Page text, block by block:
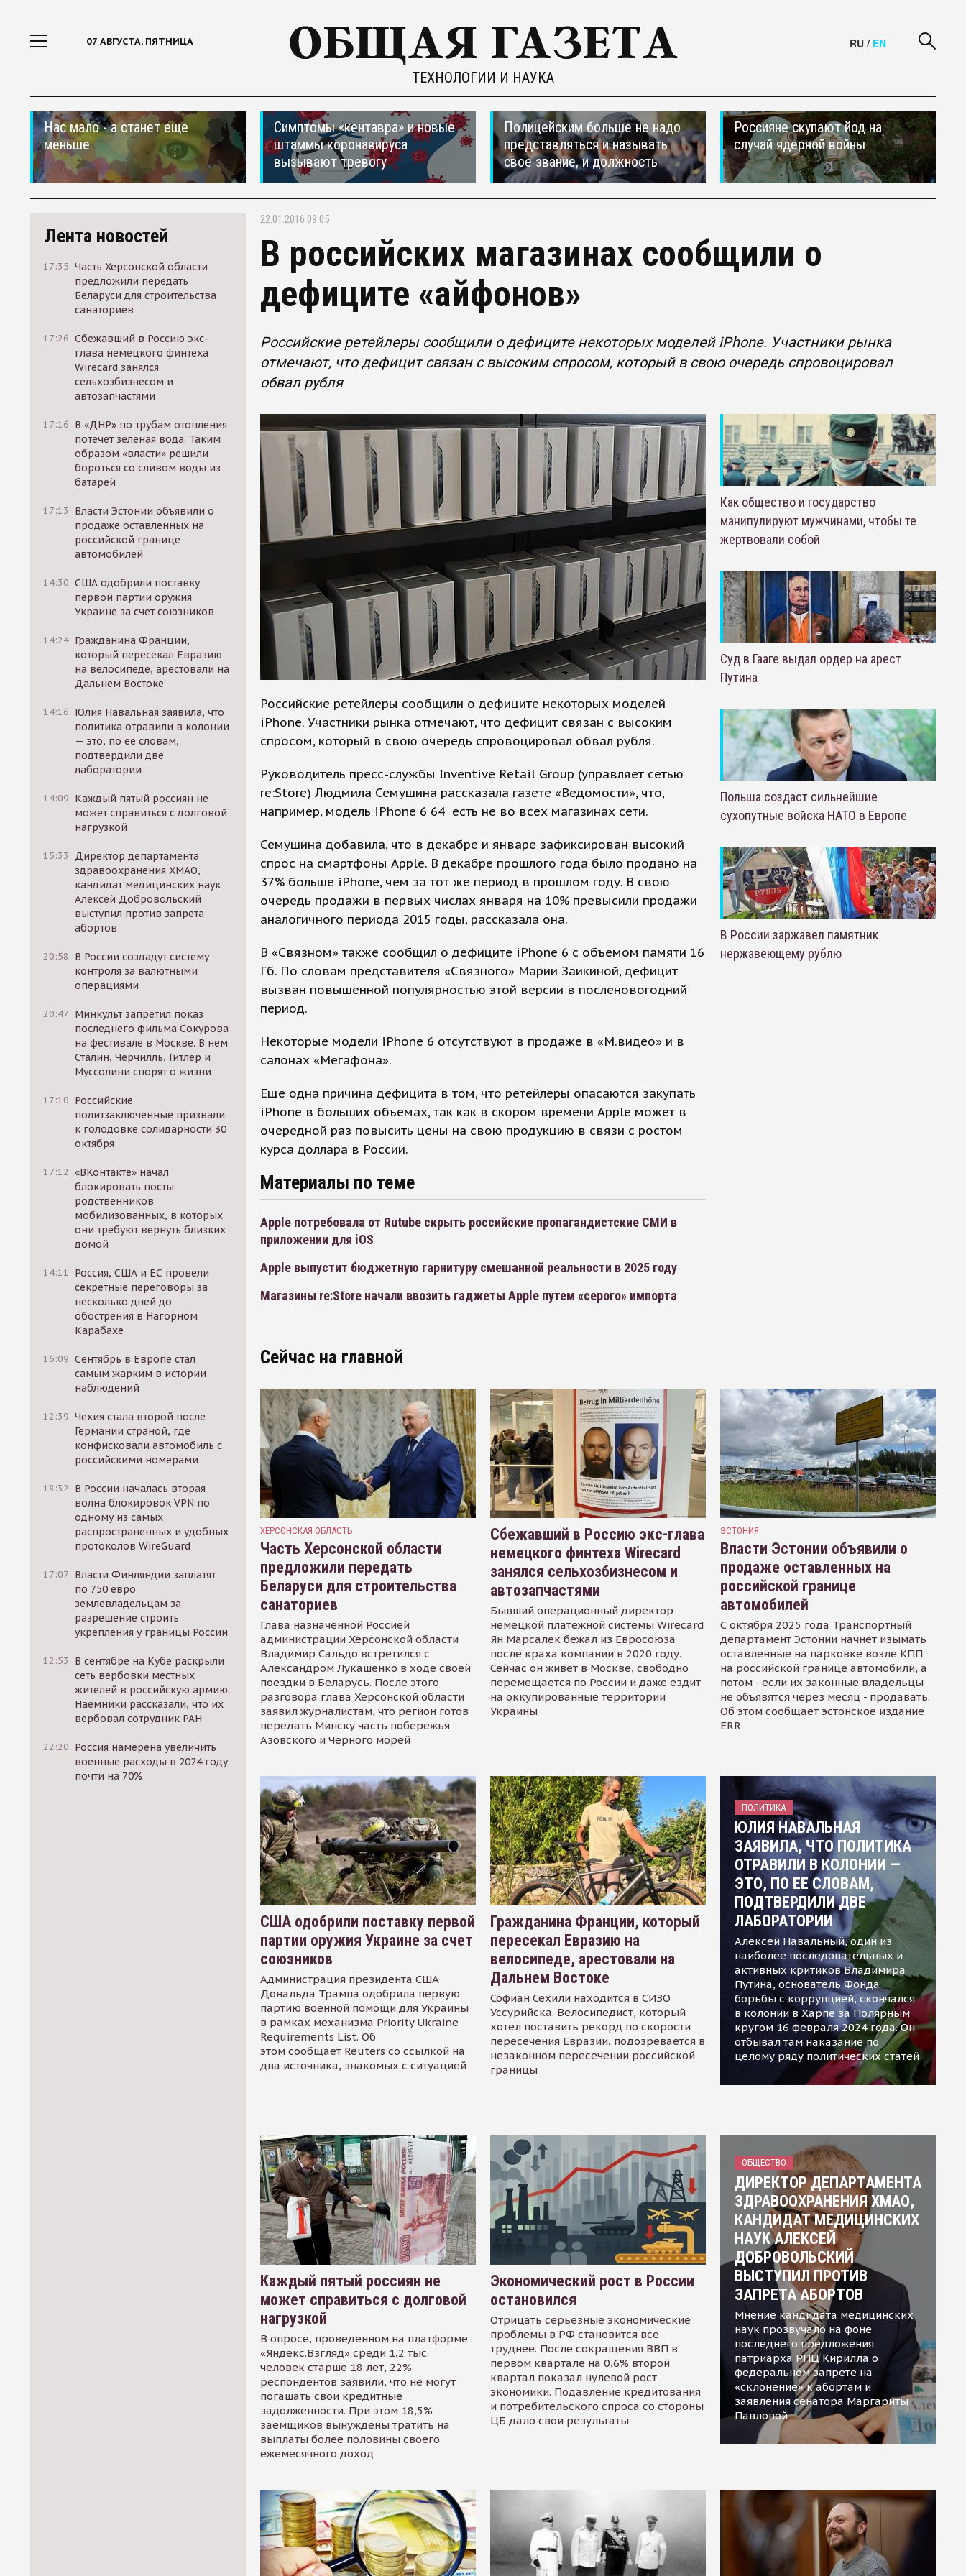
07 АВГУСТА, ПЯТНИЦА
ТЕХНОЛОГИИ И НАУКА
RU / EN
Нас мало - а станет еще
меньше
Симптомы «кентавра» и новые
штаммы коронавируса
вызывают тревогу
Полицейским больше не надо
представляться и называть
свое звание, и должность
Россияне скупают йод на
случай ядерной войны
Лента новостей
17:35 Часть Херсонской области
предложили передать
Беларуси для строительства
санаториев
17:26 Сбежавший в Россию экс-
глава немецкого финтеха
Wirecard занялся
сельхозбизнесом и
автозапчастями
17:16 В «ДНР» по трубам отопления
потечет зеленая вода. Таким
образом «власти» решили
бороться со сливом воды из
батарей
17:13
Власти Эстонии объявили о
продаже оставленных на
российской границе
автомобилей
14:30 США одобрили поставку
первой партии оружия
Украине за счет союзников
14:24 Гражданина Франции,
который пересекал Евразию
на велосипеде, арестовали на
Дальнем Востоке
14:16 Юлия Навальная заявила, что
политика отравили в колонии
— это, по ее словам,
подтвердили две
лаборатории
14:09 Каждый пятый россиян не
может справиться с долговой
нагрузкой
15:33
Директор департамента
здравоохранения ХМАО,
кандидат медицинских наук
Алексей Добровольский
выступил против запрета
абортов
20:58
В России создадут систему
контроля за валютными
операциями
20:47 Минкульт запретил показ
последнего фильма Сокурова
на фестивале в Москве. В нем
Сталин, Черчилль, Гитлер и
Муссолини спорят о жизни
17:10 Российские
политзаключенные призвали
к голодовке солидарности 30
октября
17:12 «ВКонтакте» начал
блокировать посты
родственников
мобилизованных, в которых
они требуют вернуть близких
домой
14:11
Россия, США и ЕС провели
секретные переговоры за
несколько дней до
обострения в Нагорном
Карабахе
16:09 Сентябрь в Европе стал
самым жарким в истории
наблюдений
12:39 Чехия стала второй после
Германии страной, где
конфисковали автомобиль с
российскими номерами
18:32
В России началась вторая
волна блокировок VPN по
одному из самых
распространенных и удобных
протоколов WireGuard
17:07 Власти Финляндии заплатят
по 750 евро
землевладельцам за
разрешение строить
укрепления у границы России
12:53
В сентябре на Кубе раскрыли
сеть вербовки местных
жителей в российскую армию.
Наемники рассказали, что их
вербовал сотрудник РАН
22:20 Россия намерена увеличить
военные расходы в 2024 году
почти на 70%
22.01.2016 09:05
В российских магазинах сообщили о
дефиците «айфонов»
Российские ретейлеры сообщили о дефиците некоторых моделей iPhone. Участники рынка
отмечают, что дефицит связан с высоким спросом, который в свою очередь спровоцировал
обвал рубля
Российские ретейлеры сообщили о дефиците некоторых моделей
iPhone. Участники рынка отмечают, что дефицит связан с высоким
спросом, который в свою очередь спровоцировал обвал рубля.
Руководитель пресс-службы Inventive Retail Group (управляет сетью
re:Store) Людмила Семушина рассказала газете «Ведомости», что,
например, модель iPhone 6 64 есть не во всех магазинах сети.
Семушина добавила, что в декабре и январе зафиксирован высокий
спрос на смартфоны Apple. В декабре прошлого года было продано на
37% больше iPhone, чем за тот же период в прошлом году. В свою
очередь продажи в первых числах января на 10% превысили продажи
аналогичного периода 2015 годы, рассказала она.
В «Связном» также сообщил о дефиците iPhone 6 с объемом памяти 16
Гб. По словам представителя «Связного» Марии Заикиной, дефицит
вызван повышенной популярностью этой версии в посленовогодний
период.
Некоторые модели iPhone 6 отсутствуют в продаже в «М.видео» и в
салонах «Мегафона».
Еще одна причина дефицита в том, что ретейлеры опасаются закупать
iPhone в больших объемах, так как в скором времени Apple может в
очередной раз повысить цены на свою продукцию в связи с ростом
курса доллара в России.
Материалы по теме
Apple потребовала от Rutube скрыть российские пропагандистские СМИ в
приложении для iOS
Apple выпустит бюджетную гарнитуру смешанной реальности в 2025 году
Магазины re:Store начали ввозить гаджеты Apple путем «серого» импорта
Как общество и государство
манипулируют мужчинами, чтобы те
жертвовали собой
Суд в Гааге выдал ордер на арест
Путина
Польша создаст сильнейшие
сухопутные войска НАТО в Европе
В России заржавел памятник
нержавеющему рублю
Сейчас на главной
ХЕРСОНСКАЯ ОБЛАСТЬ
Часть Херсонской области
предложили передать
Беларуси для строительства
санаториев
Глава назначенной Россией
администрации Херсонской области
Владимир Сальдо встретился с
Александром Лукашенко в ходе своей
поездки в Беларусь. После этого
разговора глава Херсонской области
заявил журналистам, что регион готов
передать Минску часть побережья
Азовского и Черного морей
Сбежавший в Россию экс-глава
немецкого финтеха Wirecard
занялся сельхозбизнесом и
автозапчастями
Бывший операционный директор
немецкой платёжной системы Wirecard
Ян Марсалек бежал из Евросоюза
после краха компании в 2020 году.
Сейчас он живёт в Москве, свободно
перемещается по России и даже ездит
на оккупированные территории
Украины
ЭСТОНИЯ
Власти Эстонии объявили о
продаже оставленных на
российской границе
автомобилей
С октября 2025 года Транспортный
департамент Эстонии начнет изымать
оставленные на парковке возле КПП
на российской границе автомобили, а
потом - если их законные владельцы
не объявятся через месяц - продавать.
Об этом сообщает эстонское издание
ERR
США одобрили поставку первой
партии оружия Украине за счет
союзников
Администрация президента США
Дональда Трампа одобрила первую
партию военной помощи для Украины
в рамках механизма Priority Ukraine
Requirements List. Об
этом сообщает Reuters со ссылкой на
два источника, знакомых с ситуацией
Гражданина Франции, который
пересекал Евразию на
велосипеде, арестовали на
Дальнем Востоке
Софиан Сехили находится в СИЗО
Уссурийска. Велосипедист, который
хотел поставить рекорд по скорости
пересечения Евразии, подозревается в
незаконном пересечении российской
границы
ПОЛИТИКА
ЮЛИЯ НАВАЛЬНАЯ
ЗАЯВИЛА, ЧТО ПОЛИТИКА
ОТРАВИЛИ В КОЛОНИИ —
ЭТО, ПО ЕЕ СЛОВАМ,
ПОДТВЕРДИЛИ ДВЕ
ЛАБОРАТОРИИ
Алексей Навальный, один из
наиболее последовательных и
активных критиков Владимира
Путина, основатель Фонда
борьбы с коррупцией, скончался
в колонии в Харпе за Полярным
кругом 16 февраля 2024 года. Он
отбывал там наказание по
целому ряду политических статей
Каждый пятый россиян не
может справиться с долговой
нагрузкой
В опросе, проведенном на платформе
«Яндекс.Взгляд» среди 1,2 тыс.
человек старше 18 лет, 22%
респондентов заявили, что не могут
погашать свои кредитные
задолженности. При этом 18,5%
заемщиков вынуждены тратить на
выплаты более половины своего
ежемесячного доход
Экономический рост в России
остановился
Отрицать серьезные экономические
проблемы в РФ становится все
труднее. После сокращения ВВП в
первом квартале на 0,6% второй
квартал показал нулевой рост
экономики. Подавление кредитования
и потребительского спроса со стороны
ЦБ дало свои результаты
ОБЩЕСТВО
ДИРЕКТОР ДЕПАРТАМЕНТА
ЗДРАВООХРАНЕНИЯ ХМАО,
КАНДИДАТ МЕДИЦИНСКИХ
НАУК АЛЕКСЕЙ
ДОБРОВОЛЬСКИЙ
ВЫСТУПИЛ ПРОТИВ
ЗАПРЕТА АБОРТОВ
Мнение кандидата медицинских
наук прозвучало на фоне
последнего предложения
патриарха РПЦ Кирилла о
федеральном запрете на
«склонение» к абортам и
заявления сенатора Маргариты
Павловой